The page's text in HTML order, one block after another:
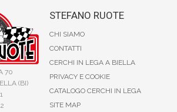
70
(BI)
STEFANO RUOTE
CHI SIAMO
CONTATTI
CERCHI IN LEGA A BIELLA
PRIVACY E COOKIE
CATALOGO CERCHI IN LEGA
SITE MAP